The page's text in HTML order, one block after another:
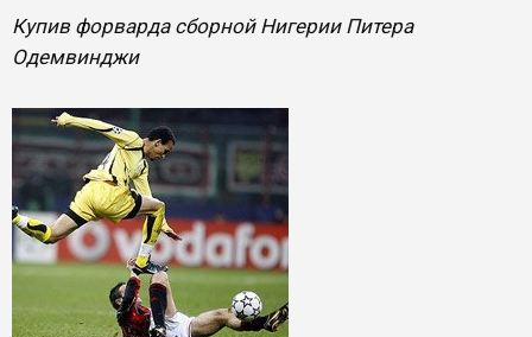
Купив форварда сборной Нигерии Питера
Одемвинджи